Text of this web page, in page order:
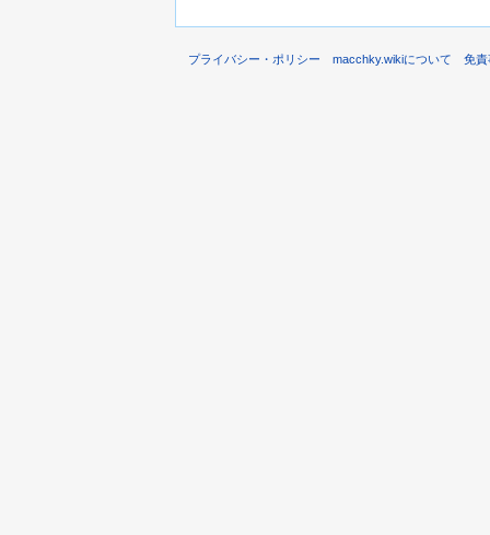
プライバシー・ポリシー macchky.wikiについて 免